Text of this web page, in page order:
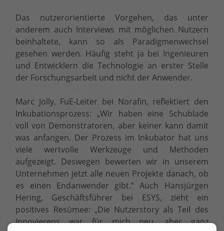
Das nutzerorientierte Vorgehen, das unter
anderem auch Interviews mit möglichen Nutzern
beinhaltete, kann so als Paradigmenwechsel
gesehen werden. Häufig steht ja bei Ingenieuren
und Entwicklern die Technologie an erster Stelle
der Forschungsarbeit und nicht der Anwender.
Marc Jolly, FuE-Leiter bei Norafin, reflektiert den
Inkubationsprozess: „Wir haben eine Schublade
voll von Demonstratoren, aber keiner kann damit
was anfangen. Der Prozess im Inkubator hat uns
viele wertvolle Werkzeuge und Methoden
aufgezeigt. Deswegen bewerten wir in unserem
Unternehmen jetzt alle neuen Projekte danach, ob
es einen Endanwender gibt.“ Auch Hansjürgen
Hering, Geschäftsführer bei ESYS, zieht ein
positives Resümee: „Die Nutzerstory als Teil des
Innovierens war für mich neu, aber ganz